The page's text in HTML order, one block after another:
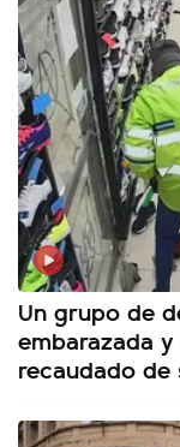
Un grupo de
embarazada
recaudado de